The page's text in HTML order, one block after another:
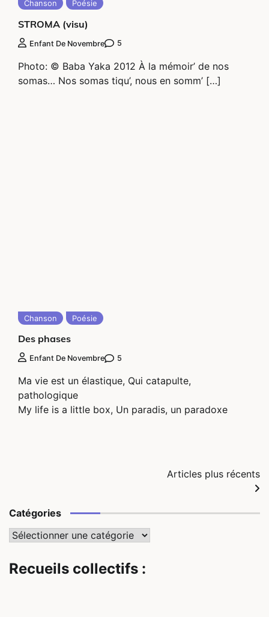
Chanson Poésie
STROMA (visu)
Enfant De Novembre 5
Photo: © Baba Yaka 2012 À la mémoir’ de nos
somas… Nos somas tiqu’, nous en somm’ […]
Chanson Poésie
Des phases
Enfant De Novembre 5
Ma vie est un élastique, Qui catapulte,
pathologique
My life is a little box, Un paradis, un paradoxe
articles
Articles plus récents
Catégories
Catégories
Recueils collectifs :